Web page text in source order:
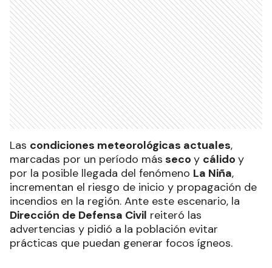
Las condiciones meteorológicas actuales,
marcadas por un período más seco y cálido y
por la posible llegada del fenómeno La Niña,
incrementan el riesgo de inicio y propagación de
incendios en la región. Ante este escenario, la
Dirección de Defensa Civil reiteró las
advertencias y pidió a la población evitar
prácticas que puedan generar focos ígneos.